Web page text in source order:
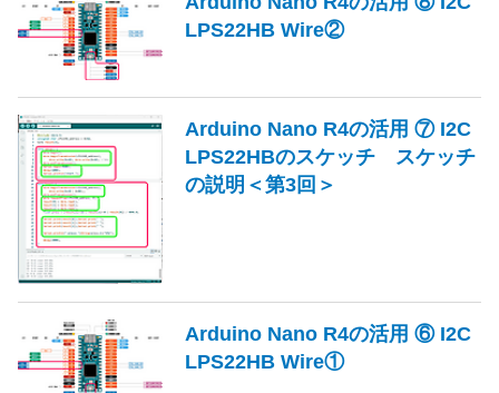
LPS22HB Wire②
Arduino Nano R4の活用 ⑦ I2C
LPS22HBのスケッチ スケッチ
の説明＜第3回＞
Arduino Nano R4の活用 ⑥ I2C
LPS22HB Wire①